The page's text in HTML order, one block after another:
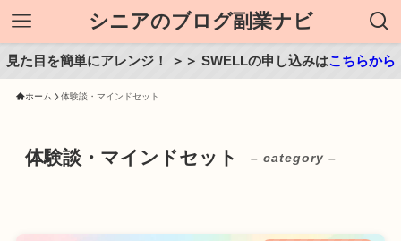
シニアのブログ副業ナビ
見た目を簡単にアレンジ！ ＞＞ SWELLの申し込みはこちらから
ホーム 体験談・マインドセット
体験談・マインドセット – category –